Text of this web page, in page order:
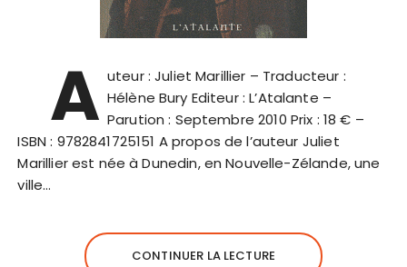
A uteur : Juliet Marillier – Traducteur :
Hélène Bury Editeur : L’Atalante –
Parution : Septembre 2010 Prix : 18 € –
ISBN : 9782841725151 A propos de l’auteur Juliet
Marillier est née à Dunedin, en Nouvelle-Zélande, une
ville…
CONTINUER LA LECTURE